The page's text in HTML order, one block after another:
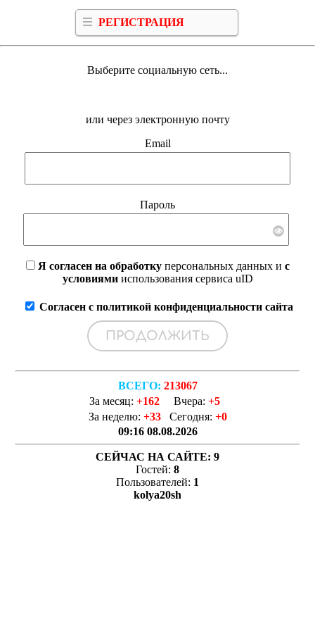
РЕГИСТРАЦИЯ
Выберите социальную сеть...
или через электронную почту
Email
Пароль
Я согласен на обработкуперсональных данных и с
условиямииспользования сервиса uID
Согласен с политикой конфиденциальности сайта
ВСЕГО: 213067
За месяц: +162 Вчера: +5
За неделю: +33 Сегодня: +0
09:16 08.08.2026
СЕЙЧАС НА САЙТЕ: 9
Гостей: 8
Пользователей: 1
kolya20sh